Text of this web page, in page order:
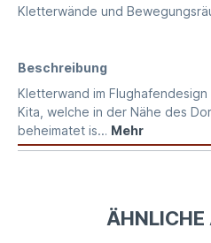
Kletterwände und
Beschreibung
Kletterwand im
Kita, welche in der Nähe des
beheimatet is… Mehr
ÄHNLICHE